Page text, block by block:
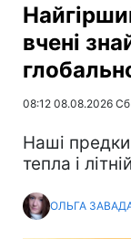
вчені
08:12 08.08.2026 Сб
Наші
тепла і
ОЛЬГА